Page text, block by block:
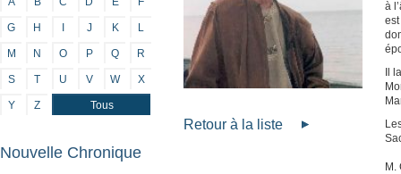
G H I J K L
M N O P Q R
S T U V W X
Y Z Tous
Retour à la liste
à
Il
M.
Nouvelle Chronique